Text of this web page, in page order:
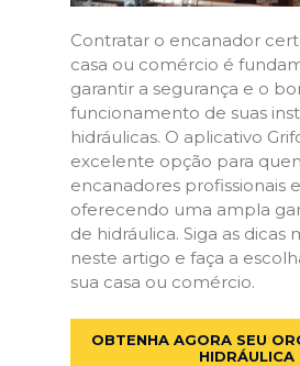
Contratar o encanador
casa ou comércio é
garantir a segurança e o
funcionamento de suas
hidráulicas. O aplicativo
excelente opção para
encanadores profissionais
oferecendo uma ampla
de hidráulica. Siga as dicas
neste artigo e faça a
sua casa ou comércio.
OBTENHA AGORA SEU
HIDRÁULICA